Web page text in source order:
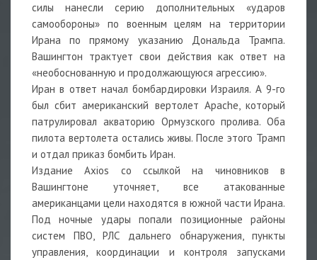
силы нанесли серию дополнительных «ударов
самообороны» по военным целям на территории
Ирана по прямому указанию Дональда Трампа.
Вашингтон трактует свои действия как ответ на
«необоснованную и продолжающуюся агрессию».
Иран в ответ начал бомбардировки Израиля. А 9-го
был сбит американский вертолет Apache, который
патрулировал акваторию Ормузского пролива. Оба
пилота вертолета остались живы. После этого Трамп
и отдал приказ бомбить Иран.
Издание Axios со ссылкой на чиновников в
Вашингтоне уточняет, все атакованные
американцами цели находятся в южной части Ирана.
Под ночные удары попали позиционные районы
систем ПВО, РЛС дальнего обнаружения, пункты
управления, координации и контроля запусками